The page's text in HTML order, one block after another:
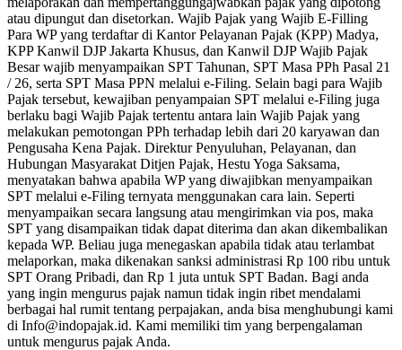
atau dipungut dan disetorkan. Wajib Pajak yang Wajib E-Filling
Para WP yang terdaftar di Kantor Pelayanan Pajak (KPP) Madya,
KPP Kanwil DJP Jakarta Khusus, dan Kanwil DJP Wajib Pajak
Besar wajib menyampaikan SPT Tahunan, SPT Masa PPh Pasal 21
/ 26, serta SPT Masa PPN melalui e-Filing. Selain bagi para Wajib
Pajak tersebut, kewajiban penyampaian SPT melalui e-Filing juga
berlaku bagi Wajib Pajak tertentu antara lain Wajib Pajak yang
melakukan pemotongan PPh terhadap lebih dari 20 karyawan dan
Pengusaha Kena Pajak. Direktur Penyuluhan, Pelayanan, dan
Hubungan Masyarakat Ditjen Pajak, Hestu Yoga Saksama,
menyatakan bahwa apabila WP yang diwajibkan menyampaikan
SPT melalui e-Filing ternyata menggunakan cara lain. Seperti
menyampaikan secara langsung atau mengirimkan via pos, maka
SPT yang disampaikan tidak dapat diterima dan akan dikembalikan
kepada WP. Beliau juga menegaskan apabila tidak atau terlambat
melaporkan, maka dikenakan sanksi administrasi Rp 100 ribu untuk
SPT Orang Pribadi, dan Rp 1 juta untuk SPT Badan. Bagi anda
yang ingin mengurus pajak namun tidak ingin ribet mendalami
berbagai hal rumit tentang perpajakan, anda bisa menghubungi kami
di Info@indopajak.id. Kami memiliki tim yang berpengalaman
untuk mengurus pajak Anda.